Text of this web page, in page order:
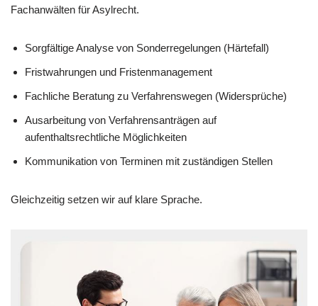
Fachanwälten für Asylrecht.
Sorgfältige Analyse von Sonderregelungen (Härtefall)
Fristwahrungen und Fristenmanagement
Fachliche Beratung zu Verfahrenswegen (Widersprüche)
Ausarbeitung von Verfahrensanträgen auf
aufenthaltsrechtliche Möglichkeiten
Kommunikation von Terminen mit zuständigen Stellen
Gleichzeitig setzen wir auf klare Sprache.